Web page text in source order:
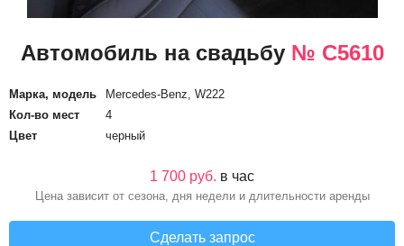
Автомобиль на свадьбу № С5610
Марка, модель
Mercedes-Benz, W222
Кол-во мест
4
Цвет
черный
1 700 руб. в час
Цена зависит от сезона, дня недели и длительности аренды
Сделать запрос